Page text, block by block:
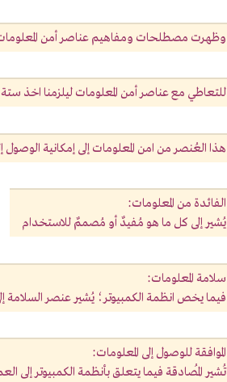
وظهرت مصطلحات ومفاهيم عناصر أمن
للتعاطي مع عناصر أمن المعلومات ليلزمنا اخذ ستة
هذا العُنصر من امن المعلومات إلى إمكانية
الفائدة من المعلومات:
يُشير إلى كل ما هو مُفيدٌ أو مُصممٌ للاستخدام
سلامة المعلومات:
فيما يخص انظمة الكمبيوتر؛ يُشير عنصر السلامة
الموافقة للوصول إلى المعلومات:
تُشير المُصادقة فيما يتعلق بأنظمة الكمبيوتر إلى